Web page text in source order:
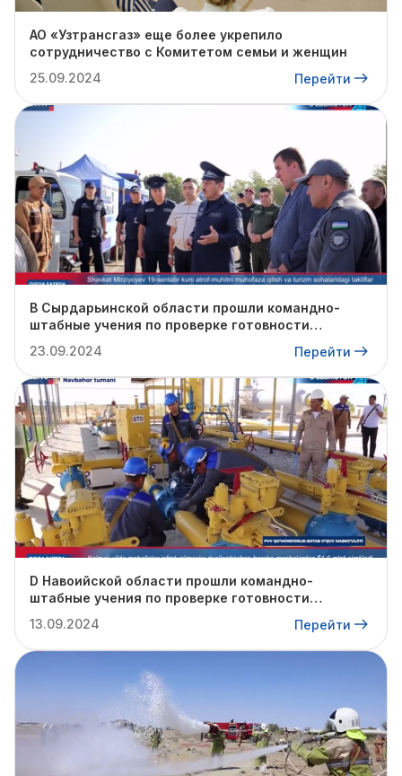
АО «Узтрансгаз» еще более укрепило
сотрудничество с Комитетом семьи и женщин
25.09.2024
Перейти
В Сырдарьинской области прошли командно-
штабные учения по проверке готовности
отопительному сезону.
23.09.2024 Перейти
D Навоийской области прошли командно-
штабные учения по проверке готовности
отопительному сезону.
13.09.2024 Перейти